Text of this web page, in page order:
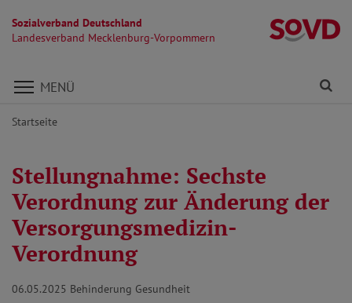
Sozialverband Deutschland
Landesverband Mecklenburg-Vorpommern
Direkt zu den Inhalten springen
MENÜ
Startseite
Stellungnahme: Sechste
Verordnung zur Änderung der
Versorgungsmedizin-
Verordnung
06.05.2025 Behinderung Gesundheit